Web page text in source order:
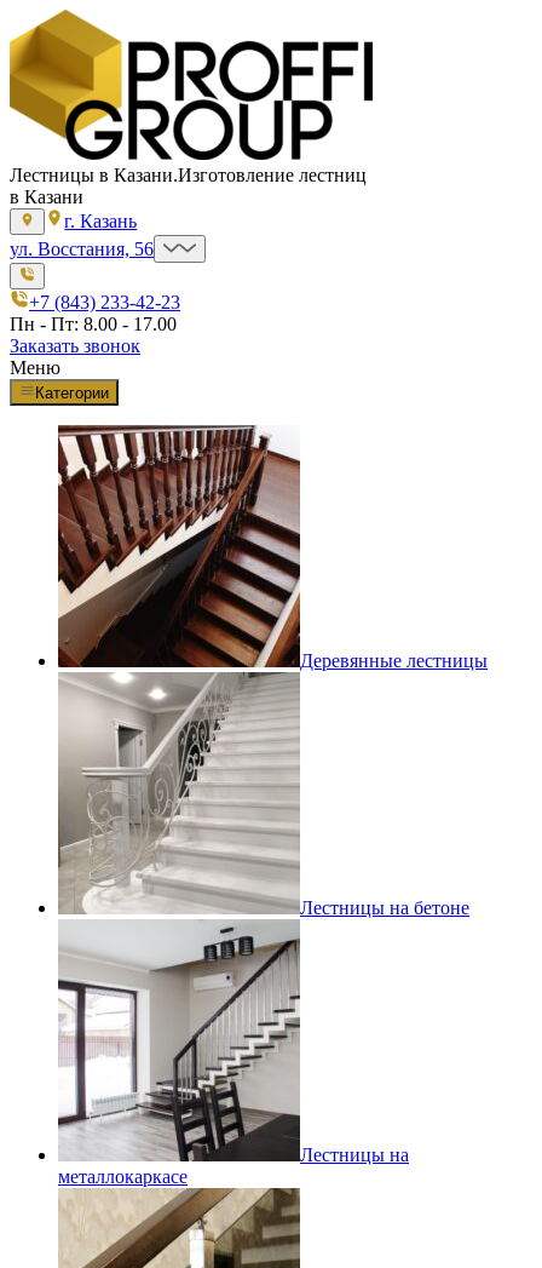
Лестницы в Казани.Изготовление лестниц
в Казани
г. Казань
ул. Восстания, 56
+7 (843) 233-42-23
Пн - Пт: 8.00 - 17.00
Заказать звонок
Меню
Категории
Деревянные лестницы
Лестницы на бетоне
Лестницы на
металлокаркасе